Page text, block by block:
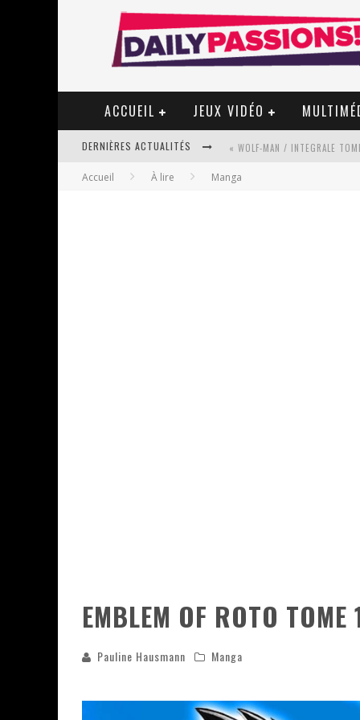
ACCUEIL JEUX VIDÉO
DERNIÈRES ACTUALITÉS « WOLF-MAN / INTEGRALE
Accueil À lire Manga
EMBLEM OF ROTO TOME
Pauline Hausmann Manga